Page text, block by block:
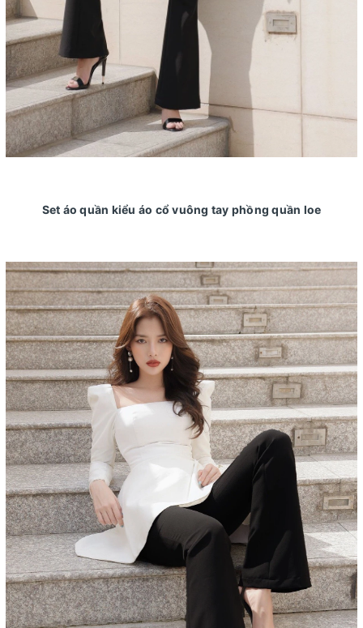
Set áo quần kiểu áo cổ vuông tay phồng quần loe